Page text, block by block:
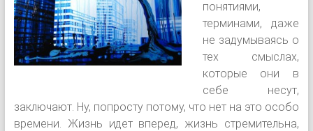
понятиями,
терминами, даже
не задумываясь о
тех смыслах,
которые они в
себе несут,
заключают. Ну, попросту потому, что нет на это особо
времени. Жизнь идет вперед, жизнь стремительна,